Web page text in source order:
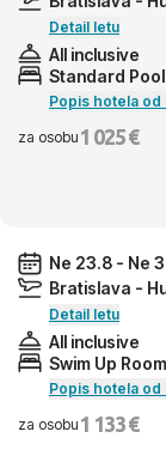
Detail letu
All inclusive
Standard
Popis hotela od
za osobu 1 025 €
Ne 23.8 - Ne
Bratislava -
Detail letu
All inclusive
Swim Up
Popis hotela od
za osobu 1 133 €